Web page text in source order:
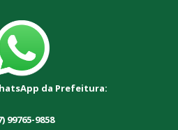
da Prefeitura:
99765-9858